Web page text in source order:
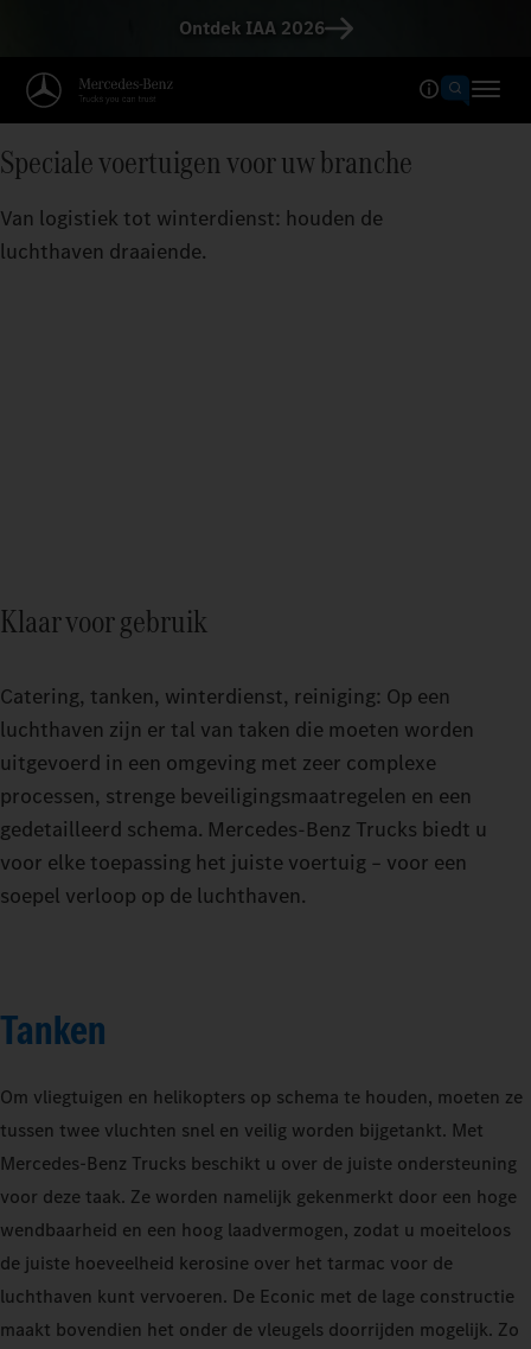
Ontdek IAA 2026
Speciale voertuigen voor uw branche
Van logistiek tot winterdienst: houden de
luchthaven draaiende.
Klaar voor gebruik
Catering, tanken, winterdienst, reiniging: Op een
luchthaven zijn er tal van taken die moeten worden
uitgevoerd in een omgeving met zeer complexe
processen, strenge beveiligingsmaatregelen en een
gedetailleerd schema. Mercedes‑Benz Trucks biedt u
voor elke toepassing het juiste voertuig – voor een
soepel verloop op de luchthaven.
Tanken
Om vliegtuigen en helikopters op schema te houden, moeten ze
tussen twee vluchten snel en veilig worden bijgetankt. Met
Mercedes-Benz Trucks beschikt u over de juiste ondersteuning
voor deze taak. Ze worden namelijk gekenmerkt door een hoge
wendbaarheid en een hoog laadvermogen, zodat u moeiteloos
de juiste hoeveelheid kerosine over het tarmac voor de
luchthaven kunt vervoeren. De Econic met de lage constructie
maakt bovendien het onder de vleugels doorrijden mogelijk. Zo